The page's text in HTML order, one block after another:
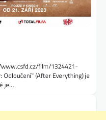
www.csfd.cz/film/1324421-
(After Everything) je
je…